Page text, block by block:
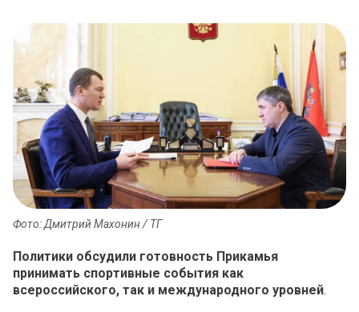
Фото: Дмитрий Махонин / ТГ
Политики обсудили готовность Прикамья
принимать спортивные события как
всероссийского, так и международного уровней.